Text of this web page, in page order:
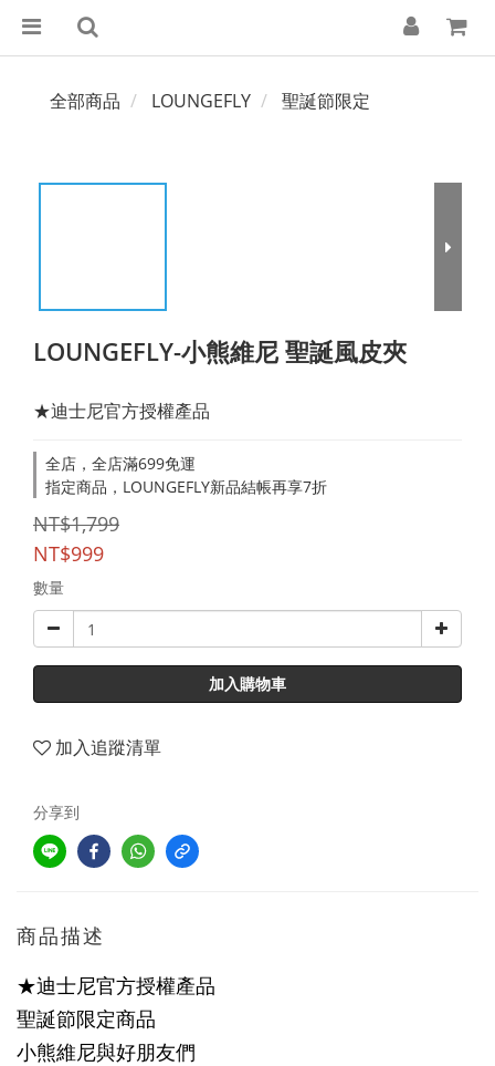
全部商品 LOUNGEFLY 聖誕節限定
LOUNGEFLY-小熊維尼 聖誕風皮夾
★迪士尼官方授權產品
全店，全店滿699免運
指定商品，LOUNGEFLY新品結帳再享7折
NT$1,799
NT$999
數量
加入購物車
加入追蹤清單
分享到
商品描述
★迪士尼官方授權產品
聖誕節限定商品
小熊維尼與好朋友們